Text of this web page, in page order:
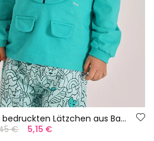
Pack mit 2 bedruckten Lätzchen aus Baumwolle für Babys
€ 5,15 €